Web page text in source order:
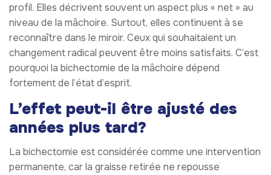
profil. Elles décrivent souvent un aspect plus « net » au
niveau de la mâchoire. Surtout, elles continuent à se
reconnaître dans le miroir. Ceux qui souhaitaient un
changement radical peuvent être moins satisfaits. C’est
pourquoi la bichectomie de la mâchoire dépend
fortement de l’état d’esprit.
L’effet peut-il être ajusté des
années plus tard?
La bichectomie est considérée comme une intervention
permanente, car la graisse retirée ne repousse